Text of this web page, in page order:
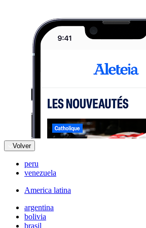
Volver
peru
venezuela
America latina
argentina
bolivia
brasil